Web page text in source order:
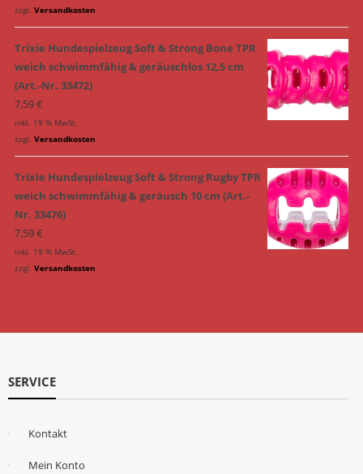
zzgl. Versandkosten
Trixie Hundespielzeug Soft & Strong Bone TPR
weich schwimmfähig & geräuschlos 12,5 cm
(Art.-Nr. 33472)
7,59€
inkl. 19 % MwSt.
zzgl. Versandkosten
Trixie Hundespielzeug Soft & Strong Rugby TPR
weich schwimmfähig & geräusch 10 cm (Art.-
Nr. 33476)
7,59€
inkl. 19 % MwSt.
zzgl. Versandkosten
SERVICE
Kontakt
Mein Konto